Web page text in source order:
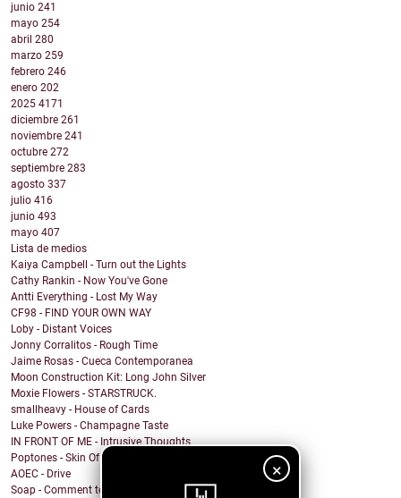
×
junio 241
mayo 254
abril 280
marzo 259
febrero 246
enero 202
2025 4171
diciembre 261
noviembre 241
octubre 272
septiembre 283
agosto 337
julio 416
junio 493
mayo 407
Lista de medios
Kaiya Campbell - Turn out the Lights
Cathy Rankin - Now You've Gone
Antti Everything - Lost My Way
CF98 - FIND YOUR OWN WAY
Loby - Distant Voices
Jonny Corralitos - Rough Time
Jaime Rosas - Cueca Contemporanea
Moon Construction Kit: Long John Silver
Moxie Flowers - STARSTRUCK.
smallheavy - House of Cards
Luke Powers - Champagne Taste
IN FRONT OF ME - Intrusive Thoughts
Poptones - Skin Of Sea
AOEC - Drive
Soap - Comment te dire adieu